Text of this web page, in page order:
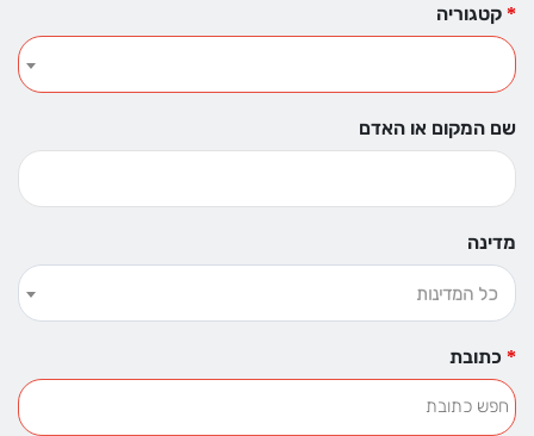
קטגוריה
שם המקום או האדם
מדינה
כל המדינות
כתובת